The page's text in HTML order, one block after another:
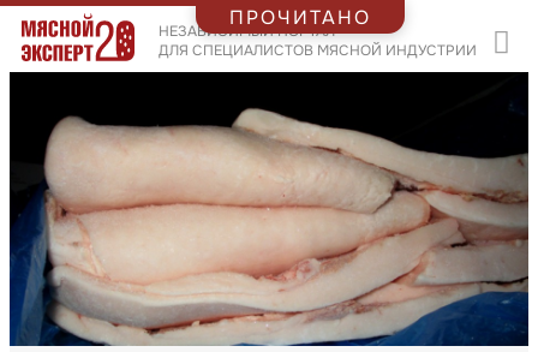
НЕЗАВИСИМЫЙ ПОРТАЛ
ДЛЯ СПЕЦИАЛИСТОВ МЯСНОЙ ИНДУСТРИИ
ПРОЧИТАНО